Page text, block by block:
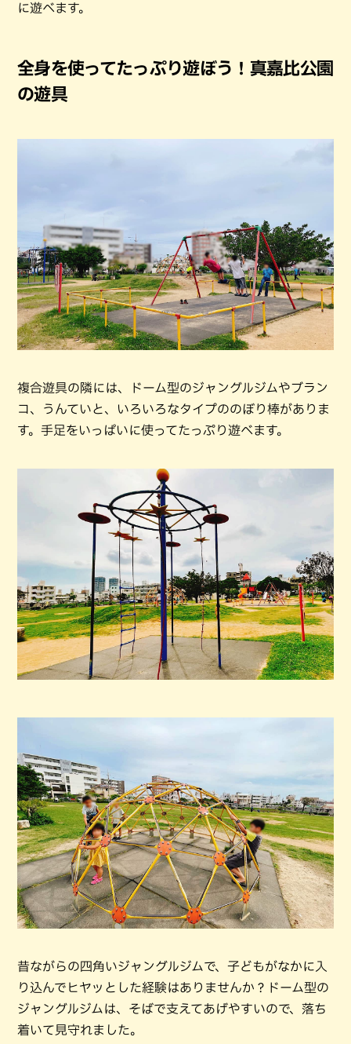
に遊べます。
全身を使ってたっぷり遊ぼう！真嘉比公園
の遊具
複合遊具の隣には、ドーム型のジャングルジムやブラン
コ、うんていと、いろいろなタイプののぼり棒がありま
す。手足をいっぱいに使ってたっぷり遊べます。
昔ながらの四角いジャングルジムで、子どもがなかに入
り込んでヒヤッとした経験はありませんか？ドーム型の
ジャングルジムは、そばで支えてあげやすいので、落ち
着いて見守れました。